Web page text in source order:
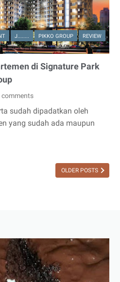
J........ PIKKO GROUP
REVIEW
di Signature Park
comments
sudah dipadatkan oleh
yang sudah ada maupun
OLDER POSTS